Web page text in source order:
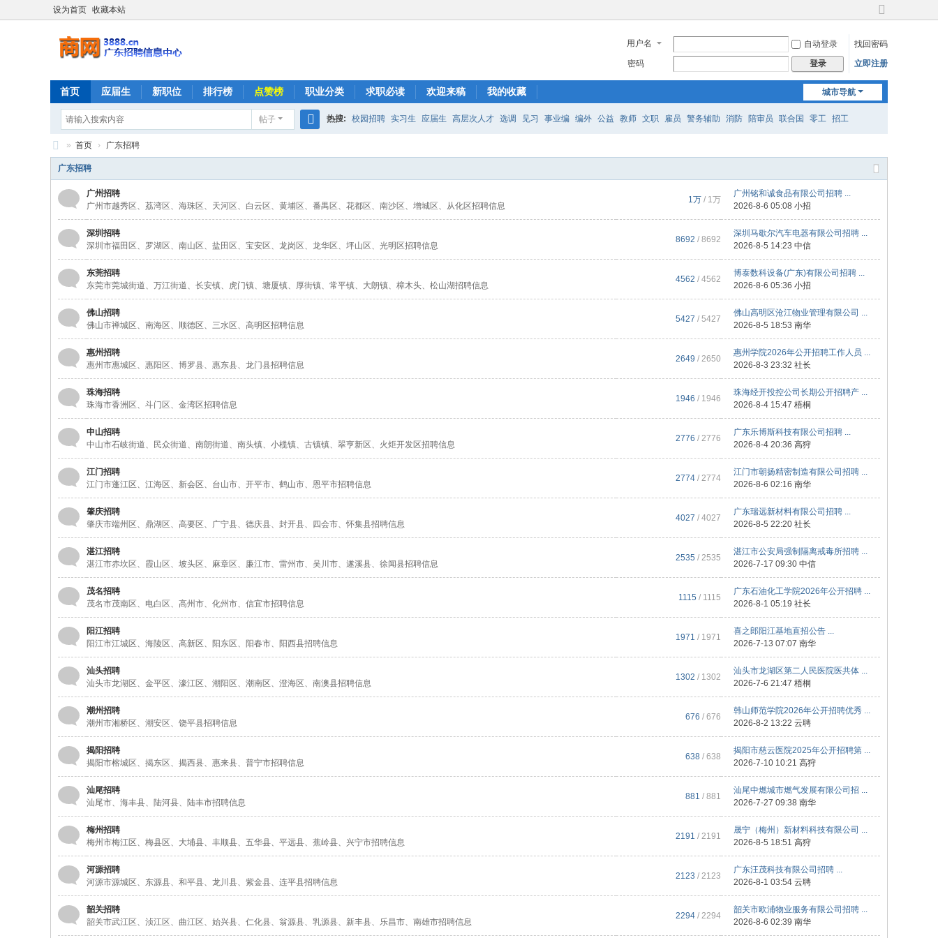
设为首页 收藏本站
切
到
宽
用户名 自动登录
找回密码
密码
登录 立即注册
城市导航
首页 应届生 新职位 排行榜 点赞榜 职业分类 求职必读 欢迎来稿 我的收藏
帖子
索
热搜: 校园招聘 实习生 应届生 高层次人才 选调 见习 事业编 编外 公益 教师 文职 雇员 警务辅助 消防 陪审员 联合国 零工 招工
商
» 首页 › 广东招聘
广东招聘
广州招聘
广州市越秀区、荔湾区、海珠区、天河区、白云区、黄埔区、番禺区、花都区、南沙区、增城区、从化区招聘信息
1万 / 1万
广州铭和诚食品有限公司招聘 ...
2026-8-6 05:08 小招
深圳招聘
深圳市福田区、罗湖区、南山区、盐田区、宝安区、龙岗区、龙华区、坪山区、光明区招聘信息
8692 / 8692
深圳马歇尔汽车电器有限公司招聘 ...
2026-8-5 14:23 中信
东莞招聘
东莞市莞城街道、万江街道、长安镇、虎门镇、塘厦镇、厚街镇、常平镇、大朗镇、樟木头、松山湖招聘信息
4562 / 4562
博泰数科设备(广东)有限公司招聘 ...
2026-8-6 05:36 小招
佛山招聘
佛山市禅城区、南海区、顺德区、三水区、高明区招聘信息
5427 / 5427
佛山高明区沧江物业管理有限公司 ...
2026-8-5 18:53 南华
惠州招聘
惠州市惠城区、惠阳区、博罗县、惠东县、龙门县招聘信息
2649 / 2650
惠州学院2026年公开招聘工作人员 ...
2026-8-3 23:32 社长
珠海招聘
珠海市香洲区、斗门区、金湾区招聘信息
1946 / 1946
珠海经开投控公司长期公开招聘产 ...
2026-8-4 15:47 梧桐
中山招聘
中山市石岐街道、民众街道、南朗街道、南头镇、小榄镇、古镇镇、翠亨新区、火炬开发区招聘信息
2776 / 2776
广东乐博斯科技有限公司招聘 ...
2026-8-4 20:36 高狩
江门招聘
江门市蓬江区、江海区、新会区、台山市、开平市、鹤山市、恩平市招聘信息
2774 / 2774
江门市朝扬精密制造有限公司招聘 ...
2026-8-6 02:16 南华
肇庆招聘
肇庆市端州区、鼎湖区、高要区、广宁县、德庆县、封开县、四会市、怀集县招聘信息
4027 / 4027
广东瑞远新材料有限公司招聘 ...
2026-8-5 22:20 社长
湛江招聘
湛江市赤坎区、霞山区、坡头区、麻章区、廉江市、雷州市、吴川市、遂溪县、徐闻县招聘信息
2535 / 2535
湛江市公安局强制隔离戒毒所招聘 ...
2026-7-17 09:30 中信
茂名招聘
茂名市茂南区、电白区、高州市、化州市、信宜市招聘信息
1115 / 1115
广东石油化工学院2026年公开招聘 ...
2026-8-1 05:19 社长
阳江招聘
阳江市江城区、海陵区、高新区、阳东区、阳春市、阳西县招聘信息
1971 / 1971
喜之郎阳江基地直招公告 ...
2026-7-13 07:07 南华
汕头招聘
汕头市龙湖区、金平区、濠江区、潮阳区、潮南区、澄海区、南澳县招聘信息
1302 / 1302
汕头市龙湖区第二人民医院医共体 ...
2026-7-6 21:47 梧桐
潮州招聘
潮州市湘桥区、潮安区、饶平县招聘信息
676 / 676
韩山师范学院2026年公开招聘优秀 ...
2026-8-2 13:22 云聘
揭阳招聘
揭阳市榕城区、揭东区、揭西县、惠来县、普宁市招聘信息
638 / 638
揭阳市慈云医院2025年公开招聘第 ...
2026-7-10 10:21 高狩
汕尾招聘
汕尾市、海丰县、陆河县、陆丰市招聘信息
881 / 881
汕尾中燃城市燃气发展有限公司招 ...
2026-7-27 09:38 南华
梅州招聘
梅州市梅江区、梅县区、大埔县、丰顺县、五华县、平远县、蕉岭县、兴宁市招聘信息
2191 / 2191
晟宁（梅州）新材料科技有限公司 ...
2026-8-5 18:51 高狩
河源招聘
河源市源城区、东源县、和平县、龙川县、紫金县、连平县招聘信息
2123 / 2123
广东汪茂科技有限公司招聘 ...
2026-8-1 03:54 云聘
韶关招聘
韶关市武江区、浈江区、曲江区、始兴县、仁化县、翁源县、乳源县、新丰县、乐昌市、南雄市招聘信息
2294 / 2294
韶关市欧浦物业服务有限公司招聘 ...
2026-8-6 02:39 南华